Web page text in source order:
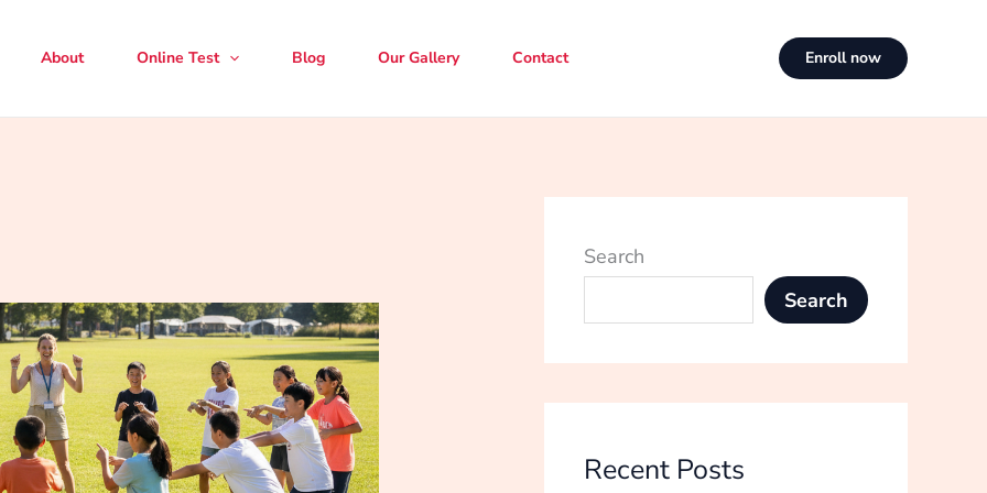
About Online Test Blog Our Gallery Contact Enroll now
Search
Search
Recent Posts